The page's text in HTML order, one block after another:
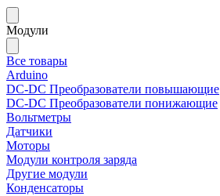
Модули
Все товары
Arduino
DC-DC Преобразователи повышающие
DC-DC Преобразователи понижающие
Вольтметры
Датчики
Моторы
Модули контроля заряда
Другие модули
Конденсаторы